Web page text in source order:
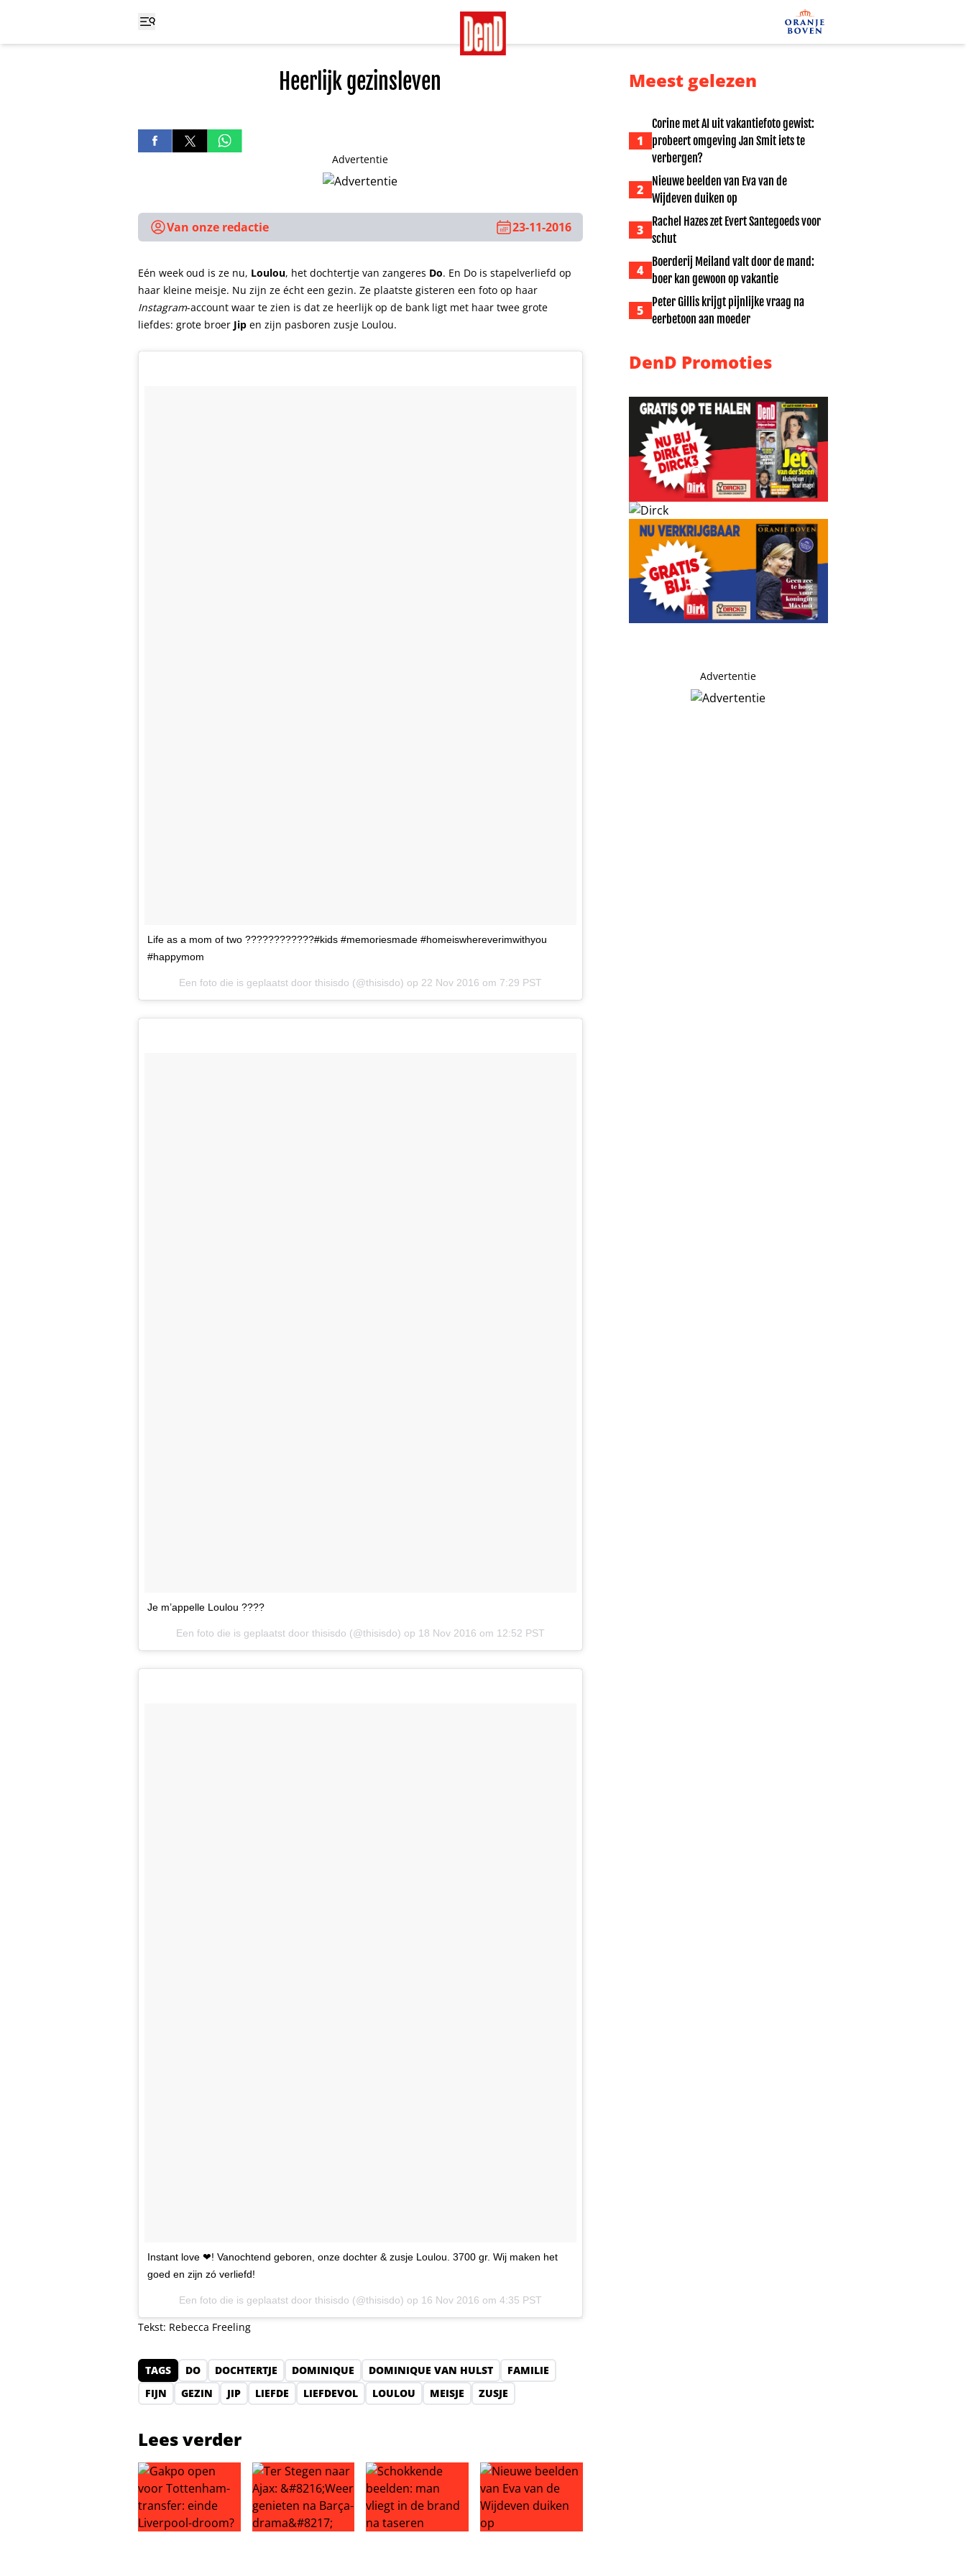
Heerlijk gezinsleven
Advertentie
Van onze redactie 23-11-2016
Eén week oud is ze nu, Loulou, het dochtertje van zangeres Do. En Do is stapelverliefd op
haar kleine meisje. Nu zijn ze écht een gezin. Ze plaatste gisteren een foto op haar
Instagram-account waar te zien is dat ze heerlijk op de bank ligt met haar twee grote
liefdes: grote broer Jip en zijn pasboren zusje Loulou.
Life as a mom of two ????????????#kids #memoriesmade #homeiswhereverimwithyou
#happymom
Een foto die is geplaatst door thisisdo (@thisisdo) op 22 Nov 2016 om 7:29 PST
Je m’appelle Loulou ????
Een foto die is geplaatst door thisisdo (@thisisdo) op 18 Nov 2016 om 12:52 PST
Instant love ❤! Vanochtend geboren, onze dochter & zusje Loulou. 3700 gr. Wij maken het
goed en zijn zó verliefd!
Een foto die is geplaatst door thisisdo (@thisisdo) op 16 Nov 2016 om 4:35 PST
Tekst: Rebecca Freeling
TAGS DO DOCHTERTJE DOMINIQUE DOMINIQUE VAN HULST
FAMILIE
FIJN
GEZIN JIP LIEFDE LIEFDEVOL LOULOU MEISJE ZUSJE
Lees verder
Meest gelezen
1
Corine met AI uit vakantiefoto gewist:
probeert omgeving Jan Smit iets te
verbergen?
2
Nieuwe beelden van Eva van de
Wijdeven duiken op
3
Rachel Hazes zet Evert Santegoeds voor
schut
4
Boerderij Meiland valt door de mand:
boer kan gewoon op vakantie
5
Peter Gillis krijgt pijnlijke vraag na
eerbetoon aan moeder
DenD Promoties
Advertentie